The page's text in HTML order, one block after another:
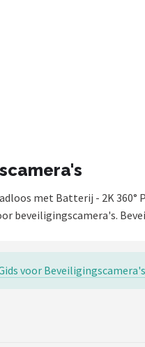
met Batterij - 2K
beveiligingscamera's.
voor Beveiligingscamera's